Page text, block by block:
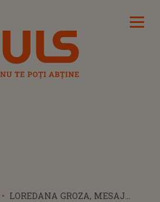
LOREDANA GROZA, MESAJ